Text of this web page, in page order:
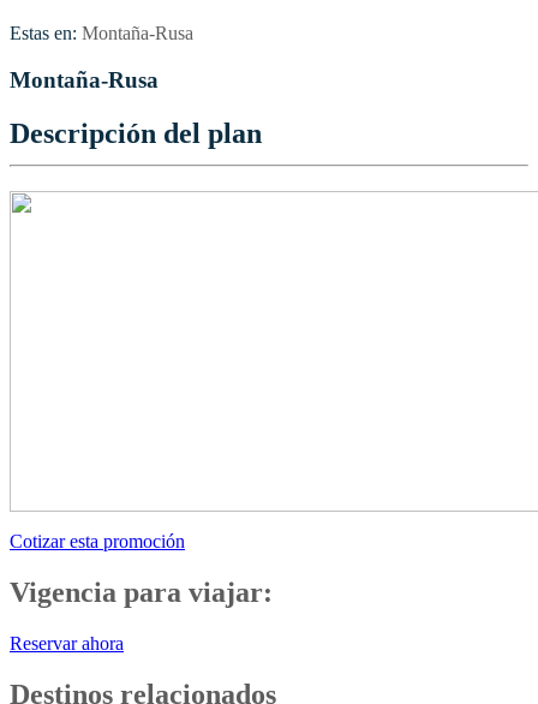
Estas en: Montaña-Rusa
Montaña-Rusa
Descripción del plan
Cotizar esta promoción
Vigencia para viajar:
Reservar ahora
Destinos relacionados